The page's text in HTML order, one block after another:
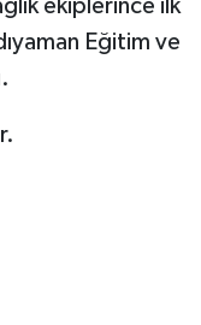
ekiplerince ilk
Eğitim ve